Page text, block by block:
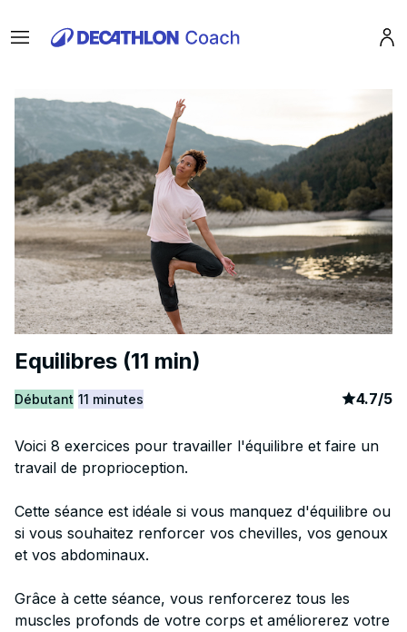
Menu
Equilibres (11 min)
Débutant 11 minutes article
4.7/5
Voici 8 exercices pour travailler l'équilibre et faire un
travail de proprioception.
Cette séance est idéale si vous manquez d'équilibre ou
si vous souhaitez renforcer vos chevilles, vos genoux
et vos abdominaux.
Grâce à cette séance, vous renforcerez tous les
muscles profonds de votre corps et améliorerez votre